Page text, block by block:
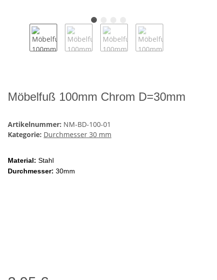
Möbelfuß 100mm Chrom D=30mm
Artikelnummer: NM-BD-100-01
Kategorie: Durchmesser 30 mm
Material: Stahl
Durchmesser: 30mm